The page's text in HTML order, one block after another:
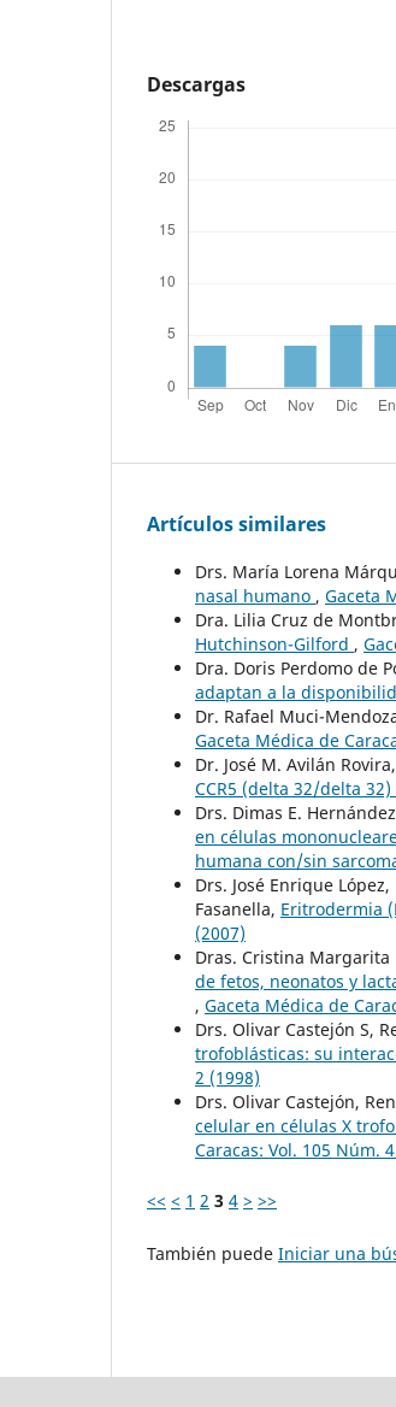
Descargas
Artículos similares
Drs. María Lorena
nasal humano , Gaceta
Dra. Lilia Cruz de
Hutchinson-Gilford ,
Dra. Doris Perdomo de
adaptan a la
Dr. Rafael Muci-
Gaceta Médica de
Dr. José M. Avilán Rovira,
CCR5 (delta 32/delta 32)
Drs. Dimas E.
en células
humana con/sin
Drs. José Enrique
Fasanella, Eritrodermia
(2007)
Dras. Cristina Margarita
de fetos, neonatos y
, Gaceta Médica de
Drs. Olivar Castejón S,
trofoblásticas: su
2 (1998)
Drs. Olivar Castejón,
celular en células X
Caracas: Vol. 105 Núm.
<< < 1 2 3 4 > >>
También puede Iniciar una